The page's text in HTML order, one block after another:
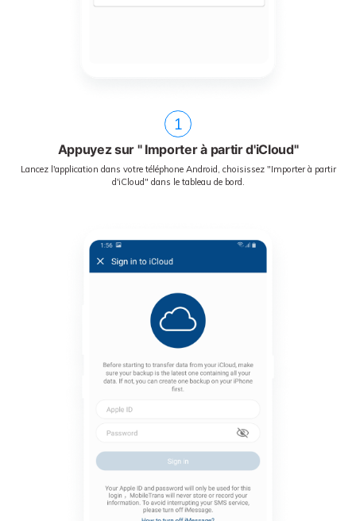
1
Appuyez sur " Importer à partir d'iCloud"
Lancez l'application dans votre téléphone Android, choisissez "Importer à partir
d'iCloud" dans le tableau de bord.